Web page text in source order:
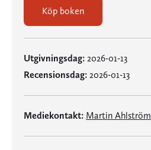
Köp boken
Utgivningsdag: 2026-01-13
Recensionsdag: 2026-01-13
Mediekontakt: Martin Ahlström